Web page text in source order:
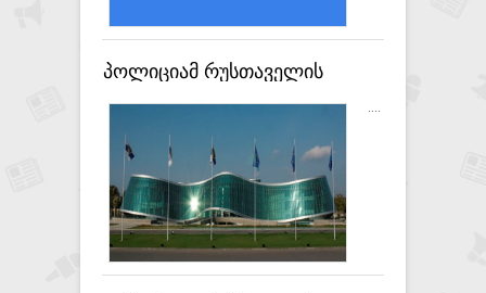
პოლიციამ რუსთაველის
გამზირზე მიმდინარე აქციაზე
ადმინისტრაციულ
სამართალდარღვევათა
კოდექსის შესაბამისად 20
პირი დააკავა
....